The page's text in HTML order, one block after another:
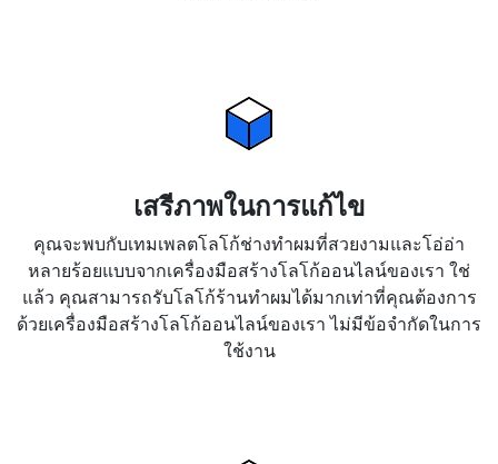
เสรีภาพในการแก้ไข
คุณจะพบกับเทมเพลตโลโก้ช่างทำผมที่สวยงามและโอ่อ่า
หลายร้อยแบบจากเครื่องมือสร้างโลโก้ออนไลน์ของเรา ใช่
แล้ว คุณสามารถรับโลโก้ร้านทำผมได้มากเท่าที่คุณต้องการ
ด้วยเครื่องมือสร้างโลโก้ออนไลน์ของเรา ไม่มีข้อจำกัดในการ
ใช้งาน